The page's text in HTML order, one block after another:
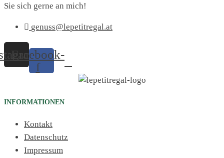
Sie sich gerne an mich!
genuss@lepetitregal.at
Facebook-
f
INFORMATIONEN
Kontakt
Datenschutz
Impressum